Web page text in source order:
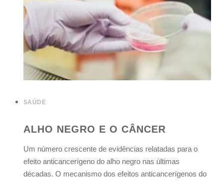
SAÚDE
ALHO NEGRO E O CÂNCER
Um número crescente de evidências relatadas para o
efeito anticancerígeno do alho negro nas últimas
décadas. O mecanismo dos efeitos anticancerígenos do